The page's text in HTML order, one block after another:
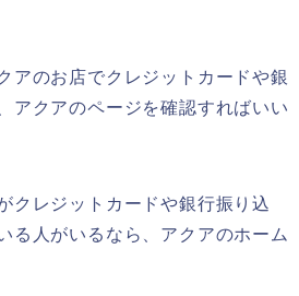
アのお店でクレジットカードや銀
アクアのページを確認すればいい
クレジットカードや銀行振り込
る人がいるなら、アクアのホーム